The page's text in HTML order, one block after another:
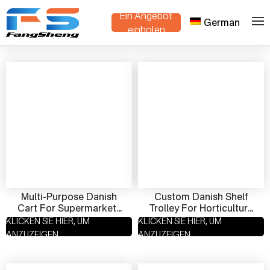
Ein Angebot
einholen
German
Heim > Produkte
Multi-Purpose Danish
Cart For Supermarkets
And Nurseries | Mobile
Display Trolley Supplier
KLICKEN SIE HIER, UM
ANZUZEIGEN
Custom Danish Shelf
Trolley For Horticulture
Use | Adjustable Plant
Cart Manufacturer
KLICKEN SIE HIER, UM
ANZUZEIGEN